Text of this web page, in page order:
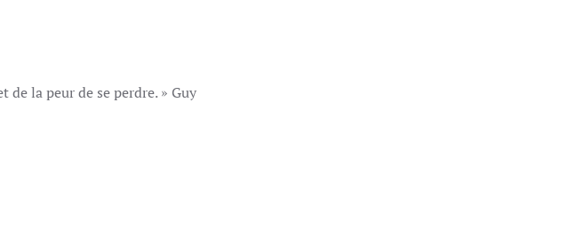
la peur de se perdre. » Guy